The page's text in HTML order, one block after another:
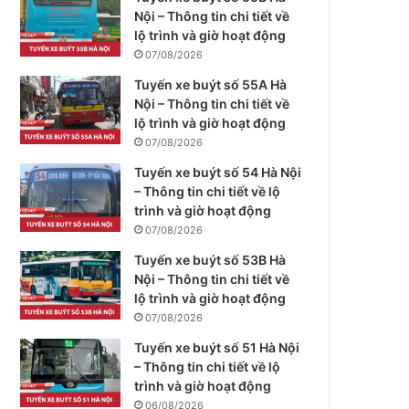
Nội – Thông tin chi tiết về
lộ trình và giờ hoạt động
07/08/2026
Tuyến xe buýt số 55A Hà
Nội – Thông tin chi tiết về
lộ trình và giờ hoạt động
07/08/2026
Tuyến xe buýt số 54 Hà Nội
– Thông tin chi tiết về lộ
trình và giờ hoạt động
07/08/2026
Tuyến xe buýt số 53B Hà
Nội – Thông tin chi tiết về
lộ trình và giờ hoạt động
07/08/2026
Tuyến xe buýt số 51 Hà Nội
– Thông tin chi tiết về lộ
trình và giờ hoạt động
06/08/2026